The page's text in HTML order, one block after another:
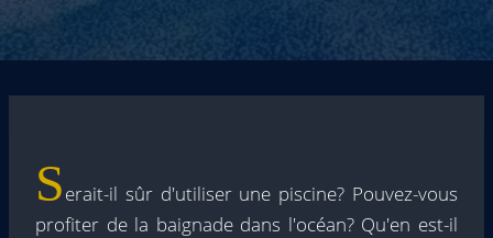
Serait-il sûr d'utiliser une piscine? Pouvez-vous
profiter de la baignade dans l'océan? Qu'en est-il